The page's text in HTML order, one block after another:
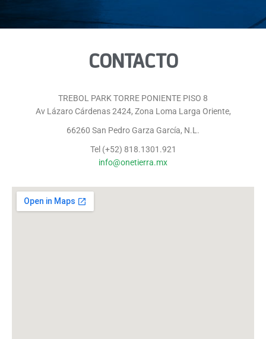
CONTACTO
TREBOL PARK TORRE PONIENTE PISO 8
Av Lázaro Cárdenas 2424, Zona Loma Larga Oriente,
66260 San Pedro Garza García, N.L.
Tel (+52) 818.1301.921
info@onetierra.mx